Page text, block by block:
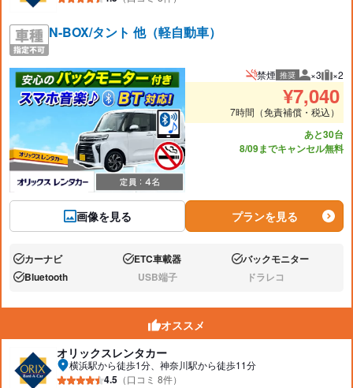
N-BOX/タント 他（軽自動車）
画像を見る
禁煙 推奨 推奨人数
×3 推奨
×2
¥7,040
7時間（免責補償・税込）
あと30台
8/09までキャンセル無料
プランを見る
あり:カーナビ あり:ETC車載器 あり:バックモニター
あり:Bluetooth なし:USB端子 なし:ドラレコ
オススメ
オリックスレンタカー
横浜駅から徒歩1分、神奈川駅から徒歩11分
4.5 （口コミ 8件）